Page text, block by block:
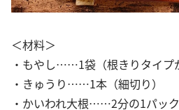
＜材料＞
・もやし……1袋（根きりタイプ
・きゅうり……1本（細切り）
・かいわれ大根……2分の1パック